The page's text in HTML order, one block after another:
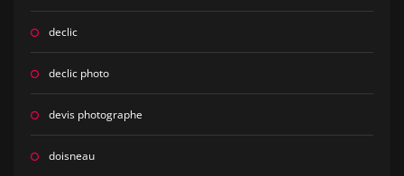
declic
declic photo
devis photographe
doisneau